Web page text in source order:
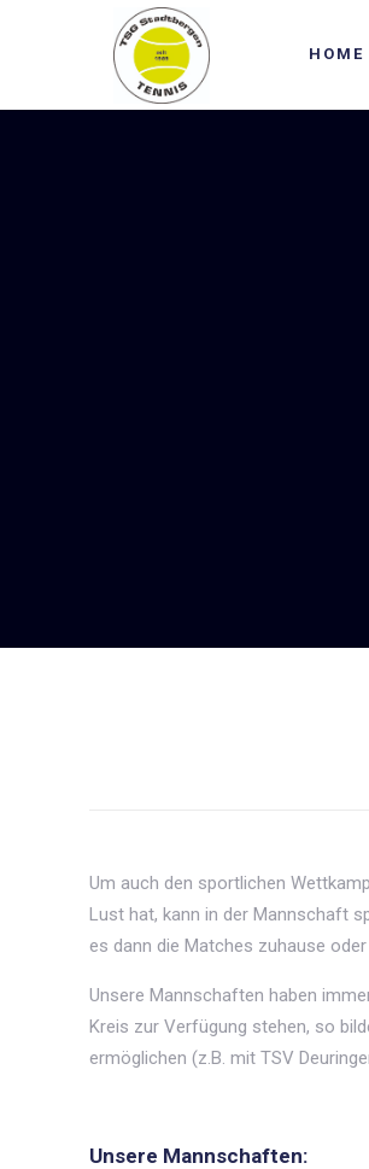
HOME
Um auch den sportlichen
Lust hat, kann in der Mannschaft
es dann die Matches zuhause
Unsere Mannschaften haben
Kreis zur Verfügung stehen, so
ermöglichen (z.B. mit TSV
Unsere Mannschaften: